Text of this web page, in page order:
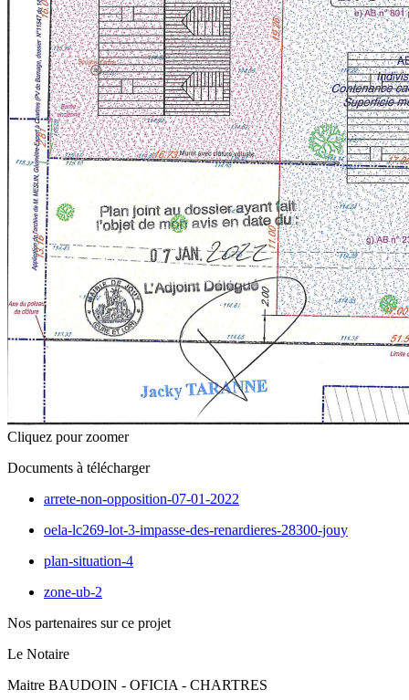
Cliquez pour zoomer
Documents à télécharger
arrete-non-opposition-07-01-2022
oela-lc269-lot-3-impasse-des-renardieres-28300-jouy
plan-situation-4
zone-ub-2
Nos partenaires sur ce projet
Le Notaire
Maitre BAUDOIN - OFICIA - CHARTRES